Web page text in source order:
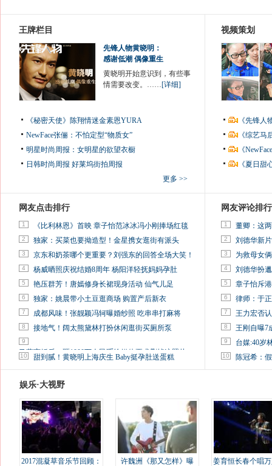
王牌栏目
先锋人物黄晓明：
感谢低潮 偶像重生
黄晓明开始意识到，有些事
情需要改变。……[详细]
《秘密天使》陈翔情迷金素恩YURA
NewFace张俪：不怕定型“物质女”
明星时尚周报：女明星的欲望衣橱
日韩时尚周报 好莱坞街拍周报
更多 >>
视频策划
《先锋
《综艺
《
《夏日
网友点击排行
1 《比利林恩》首映 章子怡范冰冰冯小刚捧场红毯
2 独家：买菜也要拗造型！金星携女逛街有派头
3 京东和奶茶哪个更重要？刘强东的回答全场大笑！
4 杨威晒照庆祝结婚8周年 杨阳洋轻抚妈妈孕肚
5 艳压群芳！唐嫣修身长裙现身活动 仙气儿足
6 独家：姚晨带小土豆逛商场 购置产后新衣
7 成都风味！张靓颖冯轲曝婚纱照 吃串串打麻将
8 接地气！阔太熊黛林打扮休闲逛街买厕所泵
9
马蓉离婚后，砸1000万人民币给媒体要求删掉这照片
10 甜到腻！黄晓明上海庆生 Baby挺孕肚送蛋糕
网友评论排行
1 董卿：这
2 刘德华新
3 为救母女
4 刘德华扮
5 章子怡斥
6 律师：于
7 王力宏否
8 王刚自曝7
9 台媒:40岁
10 陈冠希：
娱乐·大视野
2017混凝草音乐节回顾：
许魏洲《那又怎样》曝
姜育恒长春个唱